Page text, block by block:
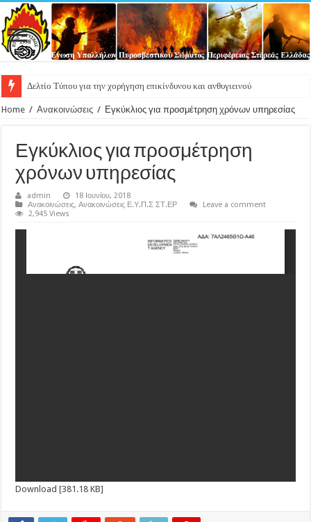
Δελτίο Τύπου για την χορήγηση επικίνδυνου και ανθυγιεινού επιδόματος στους υπ
Home / Ανακοινώσεις / Εγκύκλιος για προσμέτρηση χρόνων υπηρεσίας
Εγκύκλιος για προσμέτρηση
χρόνων υπηρεσίας
admin
18 Ιουνίου, 2018
Ανακοινώσεις,Ανακοινώσεις Ε.Υ.Π.Σ ΣΤ.ΕΡ
Leave a comment
2,945 Views
Download [381.18 KB]